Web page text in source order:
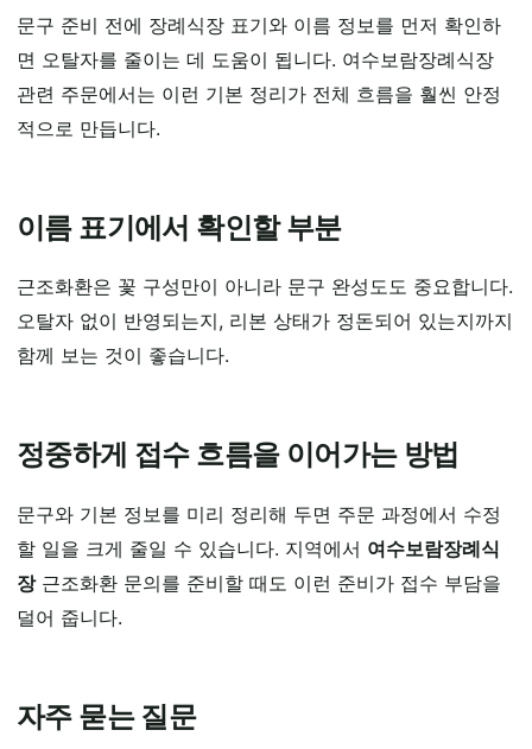
문구 준비 전에 장례식장 표기와 이름 정보를 먼저 확인하
면 오탈자를 줄이는 데 도움이 됩니다. 여수보람장례식장
관련 주문에서는 이런 기본 정리가 전체 흐름을 훨씬 안정
적으로 만듭니다.
이름 표기에서 확인할 부분
근조화환은 꽃 구성만이 아니라 문구 완성도도 중요합니다.
오탈자 없이 반영되는지, 리본 상태가 정돈되어 있는지까지
함께 보는 것이 좋습니다.
정중하게 접수 흐름을 이어가는 방법
문구와 기본 정보를 미리 정리해 두면 주문 과정에서 수정
할 일을 크게 줄일 수 있습니다. 지역에서 여수보람장례식
장근조화환 문의를 준비할 때도 이런 준비가 접수 부담을
덜어 줍니다.
자주 묻는 질문